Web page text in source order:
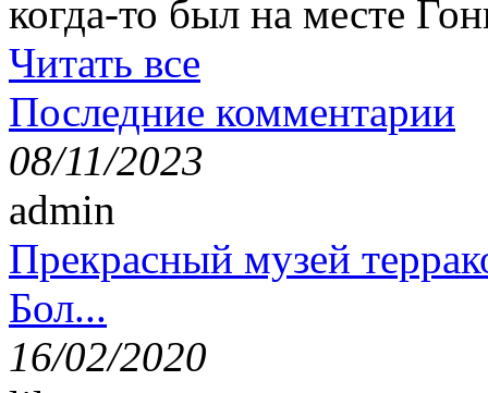
когда-то был на месте
Читать все
Последние комментарии
08/11/2023
admin
Прекрасный музей
Бол...
16/02/2020